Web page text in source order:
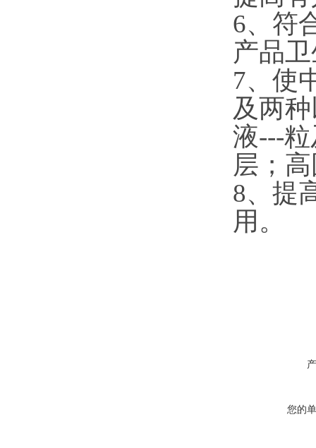
6、符
产品
7、使
及两
液---
层；
8、提
用。
您的